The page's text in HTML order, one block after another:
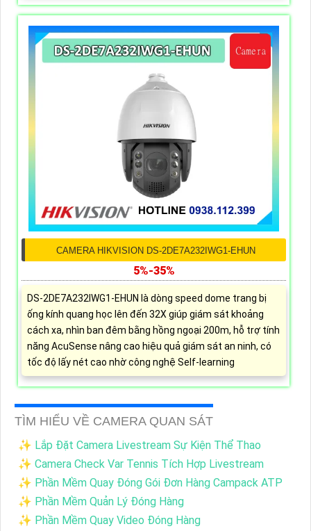
CAMERA HIKVISION DS-2DE7A232IWG1-EHUN
5%-35%
DS-2DE7A232IWG1-EHUN là dòng speed dome trang bị
ống kính quang học lên đến 32X giúp giám sát khoảng
cách xa, nhìn ban đêm bằng hồng ngoại 200m, hỗ trợ tính
năng AcuSense nâng cao hiệu quả giám sát an ninh, có
tốc độ lấy nét cao nhờ công nghệ Self-learning
TÌM HIỂU VỀ CAMERA QUAN SÁT
✨ Lắp Đặt Camera Livestream Sự Kiện Thể Thao
✨ Camera Check Var Tennis Tích Hợp Livestream
✨ Phần Mềm Quay Đóng Gói Đơn Hàng Campack ATP
✨ Phần Mềm Quản Lý Đóng Hàng
✨ Phần Mềm Quay Video Đóng Hàng